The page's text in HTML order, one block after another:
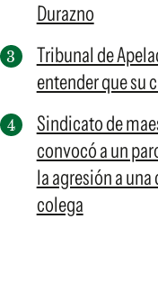
Durazno
Tribunal de
entender que su
Sindicato de
convocó a un
la agresión a
colega